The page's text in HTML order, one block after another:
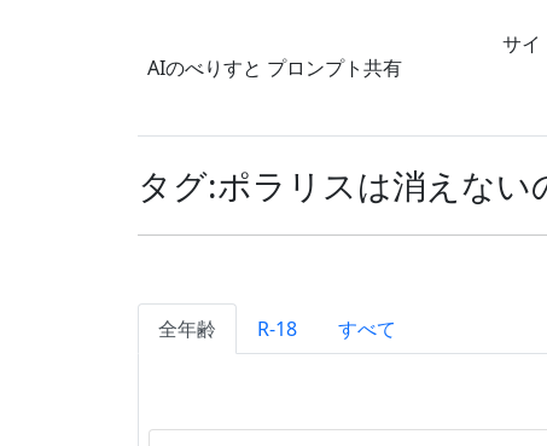
AIのべりすと プロンプト共有
サイ
タグ:ポラリスは消えない
全年齢
R-18 すべて